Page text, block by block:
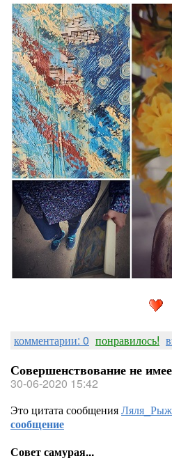
комментарии: 0 понравилось!
Совершенствование не
30-06-2020 15:42
Это цитата сообщения
сообщение
Совет самурая...